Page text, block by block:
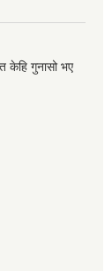
केहि गुनासो भए